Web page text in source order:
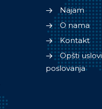
Najam
O nama
Kontakt
Opšti uslovi
poslovanja